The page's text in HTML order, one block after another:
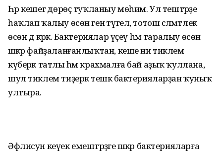
Һәр кешегә дөрөҫ туҡланыу мөһим. Ул тештәрҙе
һаҡлап ҡалыу өсөн генә түгел, тотош сәләмәтлек
өсөн дә кәрәк. Бактериялар үҫеү һәм таралыу өсөн
шәкәр файҙаланғанлыҡтан, кеше ни тиклем
күберәк татлы һәм крахмалға бай аҙыҡ ҡуллана,
шул тиклем тиҙерәк тешкә бактерияларҙан ҡуныҡ
ултыра.
Әфлисун кеүек емештәрҙәге шәкәр бактерияларға